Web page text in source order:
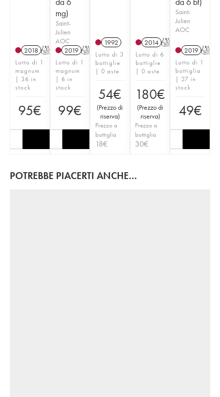
2018 T
Lotto di 1
magnum
| 36 in
stock
95€
mg)
Saint-
Julien
AOC
2019 T
Lotto di 1
magnum
| 6 in
stock
99€
1992
Lotto di 3
bottiglie
| 0 aste
54€
(Prezzo di
riserva)
Prezzo a
bottiglia
18€
2014 T
Lotto di 6
bottiglie
| 0 aste
180€
(Prezzo di
riserva)
Prezzo a
bottiglia
30€
Saint-
Julien
AOC
2019 T
Lotto di 1
bottiglia
| 27 in
stock
49€
POTREBBE PIACERTI ANCHE…